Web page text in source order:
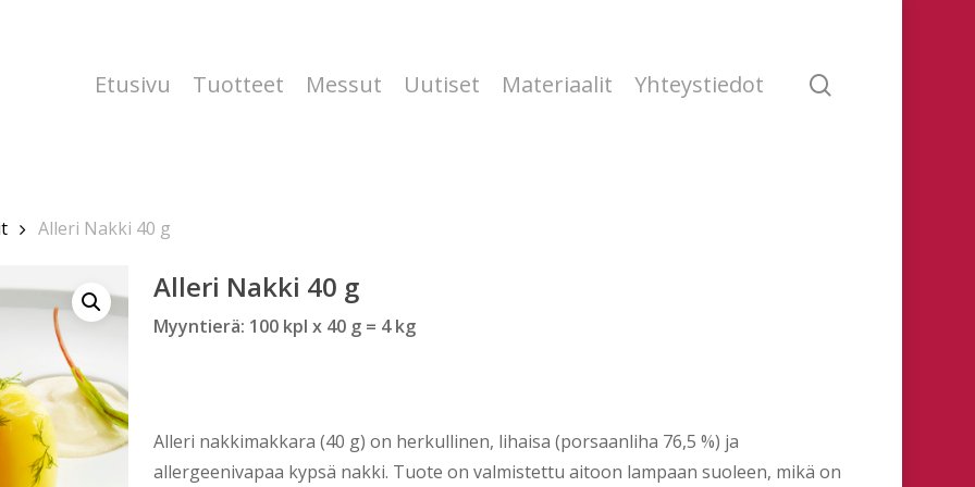
Etusivu Tuotteet Messut Uutiset Materiaalit Yhteystiedot
Alleri Nakki 40 g
Alleri Nakki 40 g
Myyntierä: 100 kpl x 40 g = 4 kg
Alleri nakkimakkara (40 g) on herkullinen, lihaisa (porsaanliha 76,5 %) ja
allergeenivapaa kypsä nakki. Tuote on valmistettu aitoon lampaan suoleen, mikä on